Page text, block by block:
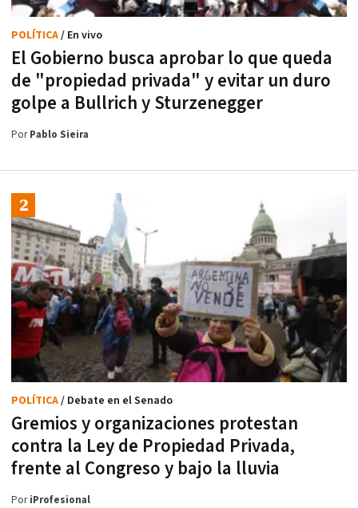
El Gobierno busca aprobar lo que queda
de "propiedad privada" y evitar un duro
golpe a Bullrich y Sturzenegger
POLÍTICA/ En vivo
PorPablo Sieira
Gremios y organizaciones protestan
contra la Ley de Propiedad Privada,
frente al Congreso y bajo la lluvia
POLÍTICA/ Debate en el Senado
PoriProfesional